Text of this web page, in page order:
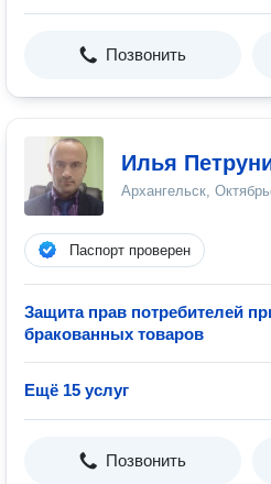
Позвонить
Илья
Архангельск,
Паспорт проверен
Защита прав потребителей
бракованных товаров
Ещё 15 услуг
Позвонить